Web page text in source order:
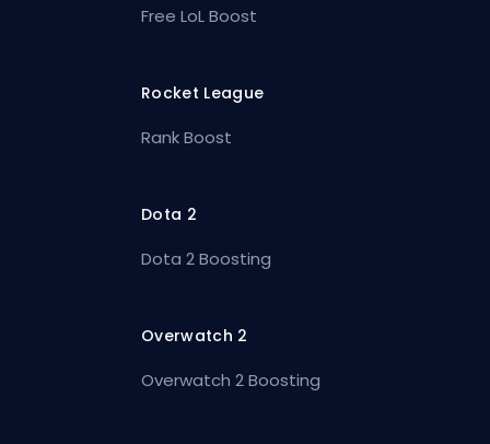
Free LoL Boost
Rocket League
Rank Boost
Dota 2
Dota 2 Boosting
Overwatch 2
Overwatch 2 Boosting